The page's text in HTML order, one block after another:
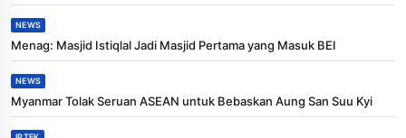
NEWS
Menag: Masjid Istiqlal Jadi Masjid Pertama yang Masuk BEI
NEWS
Myanmar Tolak Seruan ASEAN untuk Bebaskan Aung San Suu Kyi